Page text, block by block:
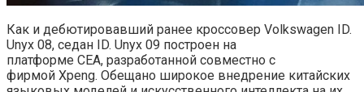
Как и дебютировавший ранее кроссовер Volkswagen ID.
Unyx 08, седан ID. Unyx 09 построен на
платформе CEA, разработанной совместно с
фирмой Xpeng. Обещано широкое внедрение китайских